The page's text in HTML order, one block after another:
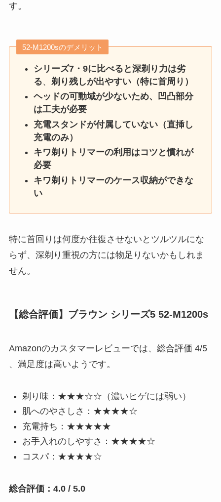
す。
52-M1200sのデメリット
シリーズ7・9に比べると深剃り力は劣
る、剃り残しが出やすい（特に首周り）
ヘッドの可動域が少ないため、凹凸部分
は工夫が必要
充電スタンドが付属していない（直挿し
充電のみ）
キワ剃りトリマーの利用はコツと慣れが
必要
キワ剃りトリマーのケース収納ができな
い
特に首回りは何度か往復させないとツルツルにな
らず、深剃り重視の方には物足りないかもしれま
せん。
【総合評価】ブラウン シリーズ5 52-M1200s
Amazonのカスタマーレビューでは、総合評価 4/5
、満足度は高いようです。
剃り味：★★★☆☆（濃いヒゲには弱い）
肌へのやさしさ：★★★★☆
充電持ち：★★★★★
お手入れのしやすさ：★★★★☆
コスパ：★★★★☆
総合評価：4.0 / 5.0